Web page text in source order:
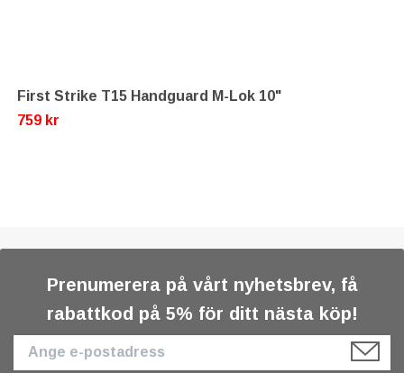
First Strike T15 Handguard M-Lok 10"
759 kr
Prenumerera på vårt nyhetsbrev, få
rabattkod på 5% för ditt nästa köp!